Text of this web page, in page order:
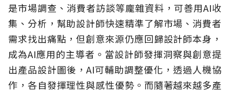
是市場調查、消費者訪談等龐雜資料，可善用AI收
集、分析，幫助設計師快速精準了解市場、消費者
需求找出痛點，但創意來源仍應回歸設計師本身，
成為AI應用的主導者。當設計師發揮洞察與創意提
出產品設計圖後，AI可輔助調整優化，透過人機協
作，各自發揮理性與感性優勢。而隨著越來越多產